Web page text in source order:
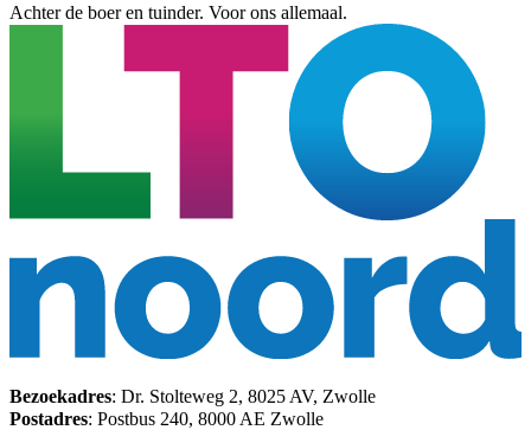
Achter de boer en tuinder. Voor ons allemaal.
Bezoekadres: Dr. Stolteweg 2, 8025 AV, Zwolle
Postadres: Postbus 240, 8000 AE Zwolle